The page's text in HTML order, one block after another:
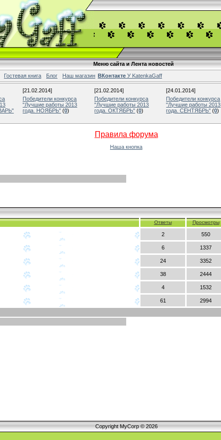
Меню сайта и Лента новостей
Гостевая книга Блог Наш магазин ВКонтакте У KatenkaGaff
[21.02.2014]
Победители конкурса
"Лучшие работы 2013
года. НОЯБРЬ" (0)
[21.02.2014]
Победители конкурса
"Лучшие работы 2013
года. ОКТЯБРЬ" (0)
[24.01.2014]
Победители конкурса
"Лучшие работы 2013
года. СЕНТЯБРЬ" (0)
Правила форума
Наша кнопка
Ответы Просмотры
2 550
6 1337
24 3352
38 2444
4 1532
61 2994
Copyright MyCorp © 2026